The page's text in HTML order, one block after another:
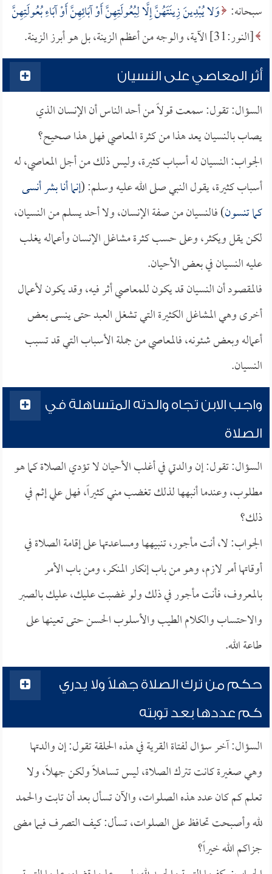
سبحانه: وَلا يُبْدِينَ زِينَتَهُنَّ إِلَّا لِبُعُولَتِهِنَّ أَوْ آبَائِهِنَّ أَوْ آبَاءِ بُعُولَتِهِنَّ
[النور:31] الآية، والوجه من أعظم الزينة، بل هو أبرز الزينة.
أثر المعاصي على النسيان
السؤال: تقول: سمعت قولاً من أحد الناس أن الإنسان الذي
يصاب بالنسيان يعد هذا من كثرة المعاصي فهل هذا صحيح؟
الجواب: النسيان له أسباب كثيرة، وليس ذلك من أجل المعاصي، له
أسباب كثيرة، يقول النبي صلى الله عليه وسلم: (إنما أنا بشر أنسى
كما تنسون) فالنسيان من صفة الإنسان، ولا أحد يسلم من النسيان،
لكن يقل ويكثر، وعلى حسب كثرة مشاغل الإنسان وأعماله يغلب
عليه النسيان في بعض الأحيان.
فالمقصود أن النسيان قد يكون للمعاصي أثر فيه، وقد يكون لأعمال
أخرى وهي المشاغل الكثيرة التي تشغل العبد حتى ينسى بعض
أعماله وبعض شئونه، فالمعاصي من جملة الأسباب التي قد تسبب
النسيان.
واجب الابن تجاه والدته المتساهلة في
الصلاة
السؤال: تقول: إن والدتي في أغلب الأحيان لا تؤدي الصلاة كما هو
مطلوب، وعندما أنبهها لذلك تغضب مني كثيراً، فهل علي إثم في
ذلك؟
الجواب: لا، أنت مأجور، تنبيهها ومساعدتها على إقامة الصلاة في
أوقاتها أمر لازم، وهو من باب إنكار المنكر، ومن باب الأمر
بالمعروف، فأنت مأجور في ذلك ولو غضبت عليك، عليك بالصبر
والاحتساب والكلام الطيب والأسلوب الحسن حتى تعينها على
طاعة الله.
حكم من ترك الصلاة جهلاً ولا يدري
كم عددها بعد توبته
السؤال: آخر سؤال لفتاة القرية في هذه الحلقة تقول: إن والدتها
وهي صغيرة كانت تترك الصلاة، ليس تساهلاً ولكن جهلاً، ولا
تعلم كم كان عدد هذه الصلوات، والآن تسأل بعد أن تابت والحمد
لله وأصبحت تحافظ على الصلوات، تسأل: كيف التصرف فيما مضى
جزاكم الله خيراً؟